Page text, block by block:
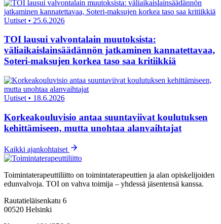
Uutiset • 25.6.2026
TOI lausui valvontalain muutoksista:
väliaikaislainsäädännön jatkaminen kannatettavaa,
Soteri-maksujen korkea taso saa kritiikkiä
Uutiset • 18.6.2026
Korkeakouluvisio antaa suuntaviivat koulutuksen
kehittämiseen, mutta unohtaa alanvaihtajat
Kaikki ajankohtaiset
Toimintaterapeuttiliitto on toimintaterapeuttien ja alan opiskelijoiden
edunvalvoja. TOI on vahva toimija – yhdessä jäsentensä kanssa.
Rautatieläisenkatu 6
00520 Helsinki